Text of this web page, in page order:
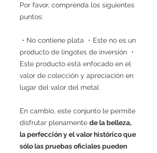
Por favor, comprenda los siguientes
puntos:
・No contiene plata ・Este no es un
producto de lingotes de inversión ・
Este producto está enfocado en el
valor de colección y apreciación en
lugar del valor del metal
En cambio, este conjunto le permite
disfrutar plenamente de la belleza,
la perfección y el valor histórico que
sólo las pruebas oficiales pueden